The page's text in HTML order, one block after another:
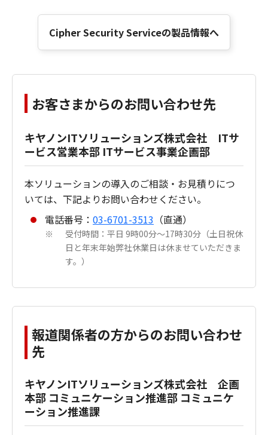
Cipher Security Serviceの製品情報へ
お客さまからのお問い合わせ先
キヤノンITソリューションズ株式会社 ITサ
ービス営業本部 ITサービス事業企画部
本ソリューションの導入のご相談・お見積りにつ
いては、下記よりお問い合わせください。
電話番号： 03-6701-3513 （直通）
※
受付時間：平日 9時00分～17時30分（土日祝休
日と年末年始弊社休業日は休ませていただきま
す。）
報道関係者の方からのお問い合わせ
先
キヤノンITソリューションズ株式会社 企画
本部 コミュニケーション推進部 コミュニケ
ーション推進課